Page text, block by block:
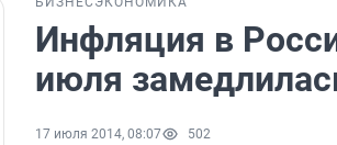
Инфляция в
июля
17 июля 2014, 08:07 502